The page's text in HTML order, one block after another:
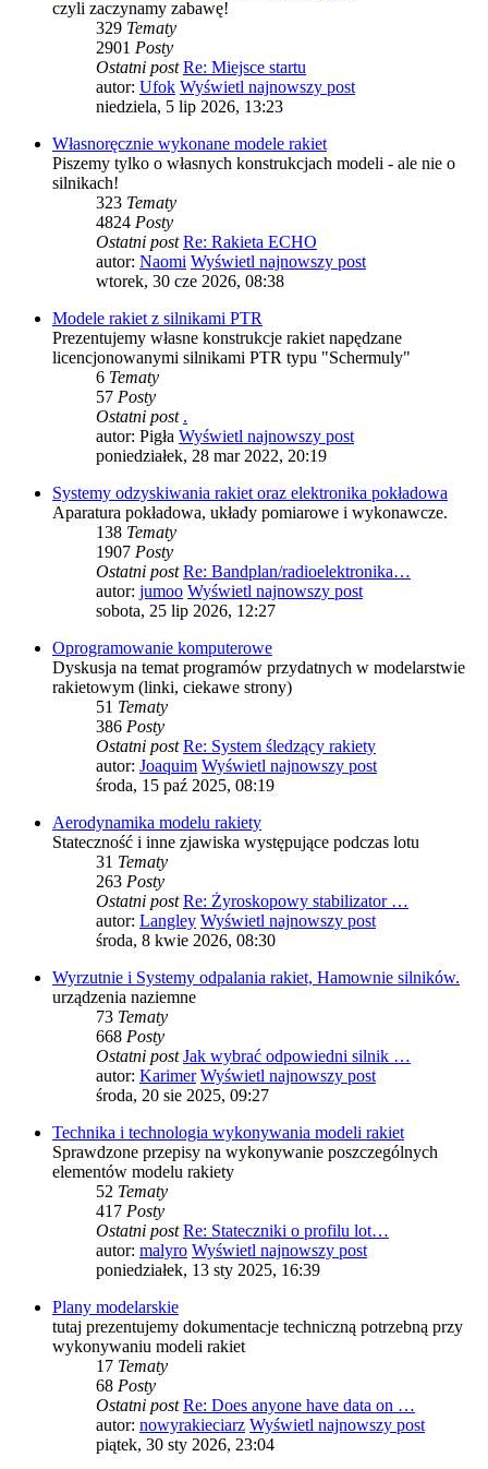
czyli zaczynamy zabawę!
329 Tematy
2901 Posty
Ostatni post Re: Miejsce startu
autor: Ufok Wyświetl najnowszy post
niedziela, 5 lip 2026, 13:23
Własnoręcznie wykonane modele rakiet
Piszemy tylko o własnych konstrukcjach modeli - ale nie o
silnikach!
323 Tematy
4824 Posty
Ostatni post Re: Rakieta ECHO
autor: Naomi Wyświetl najnowszy post
wtorek, 30 cze 2026, 08:38
Modele rakiet z silnikami PTR
Prezentujemy własne konstrukcje rakiet napędzane
licencjonowanymi silnikami PTR typu "Schermuly"
6 Tematy
57 Posty
Ostatni post .
autor: Pigła Wyświetl najnowszy post
poniedziałek, 28 mar 2022, 20:19
Systemy odzyskiwania rakiet oraz elektronika pokładowa
Aparatura pokładowa, układy pomiarowe i wykonawcze.
138 Tematy
1907 Posty
Ostatni post Re: Bandplan/radioelektronika…
autor: jumoo Wyświetl najnowszy post
sobota, 25 lip 2026, 12:27
Oprogramowanie komputerowe
Dyskusja na temat programów przydatnych w modelarstwie
rakietowym (linki, ciekawe strony)
51 Tematy
386 Posty
Ostatni post Re: System śledzący rakiety
autor: Joaquim Wyświetl najnowszy post
środa, 15 paź 2025, 08:19
Aerodynamika modelu rakiety
Stateczność i inne zjawiska występujące podczas lotu
31 Tematy
263 Posty
Ostatni post Re: Żyroskopowy stabilizator …
autor: Langley Wyświetl najnowszy post
środa, 8 kwie 2026, 08:30
Wyrzutnie i Systemy odpalania rakiet, Hamownie silników.
urządzenia naziemne
73 Tematy
668 Posty
Ostatni post Jak wybrać odpowiedni silnik …
autor: Karimer Wyświetl najnowszy post
środa, 20 sie 2025, 09:27
Technika i technologia wykonywania modeli rakiet
Sprawdzone przepisy na wykonywanie poszczególnych
elementów modelu rakiety
52 Tematy
417 Posty
Ostatni post Re: Stateczniki o profilu lot…
autor: malyro Wyświetl najnowszy post
poniedziałek, 13 sty 2025, 16:39
Plany modelarskie
tutaj prezentujemy dokumentacje techniczną potrzebną przy
wykonywaniu modeli rakiet
17 Tematy
68 Posty
Ostatni post Re: Does anyone have data on …
autor: nowyrakieciarz Wyświetl najnowszy post
piątek, 30 sty 2026, 23:04